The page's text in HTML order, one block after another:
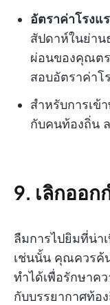
อัตราค่าโรงแ
สัปดาห์ในย่าน
ผ่อนของคุณต
สอบอัตราค่าโ
สำหรับการเ
กับคนท้องถิ่น
9. เลิกออก
ลืมการไปยิมที่น่า
เช่นนั้น คุณควรค้
ทำได้เพื่อรักษาค
กับบรรยากาศท้อ